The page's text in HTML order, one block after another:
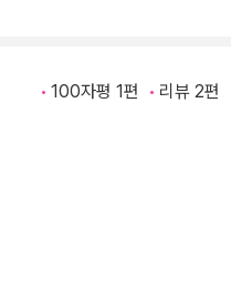
100자평 1편 리뷰 2편